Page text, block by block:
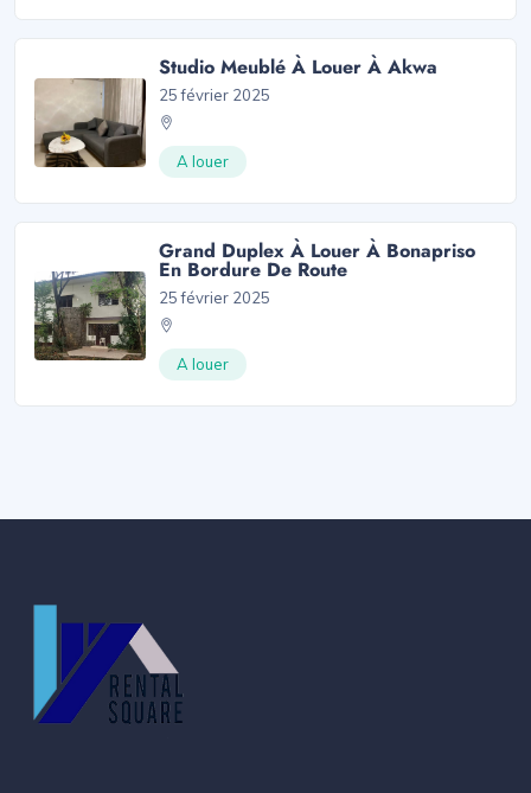
Studio Meublé À Louer À Akwa
25 février 2025
A louer
Grand Duplex À Louer À Bonapriso
En Bordure De Route
25 février 2025
A louer